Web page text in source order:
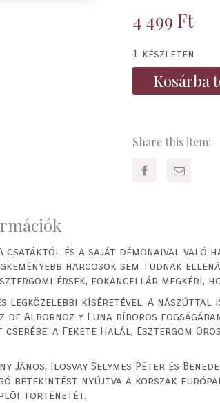
4 499 Ft
1 készleten
Kosárba
Share this item:
csatáktól és a saját démonaival
harcosok sem tudnak
érsek, fõkancellár
legközelebbi kíséretével. A
de Albornoz y Luna bíboros
a Fekete Halál, Esztergom
János, Ilosvay Selymes Péter és
betekintést nyújtva a korszak
történetét.